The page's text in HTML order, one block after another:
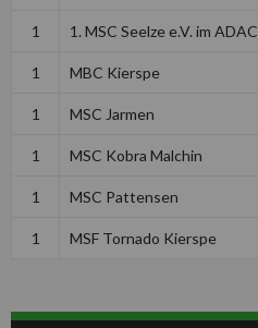
1 1. MSC Seelze e.V. im ADAC
1 MBC Kierspe
1 MSC Jarmen
1 MSC Kobra Malchin
1 MSC Pattensen
1 MSF Tornado Kierspe